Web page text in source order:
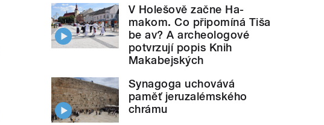
V Holešově začne Ha-
makom. Co připomíná Tiša
be av? A archeologové
potvrzují popis Knih
Makabejských
Synagoga uchovává
paměť jeruzalémského
chrámu